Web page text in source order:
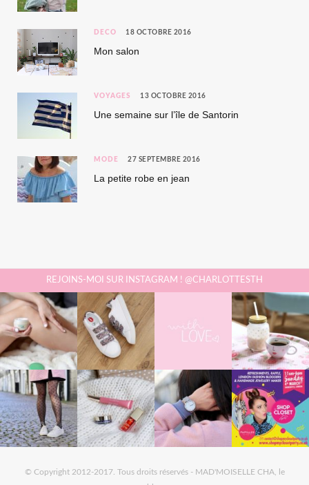
DÉCO 18 OCTOBRE 2016
Mon salon
VOYAGES 13 OCTOBRE 2016
Une semaine sur l’île de Santorin
MODE 27 SEPTEMBRE 2016
La petite robe en jean
REJOINS-MOI SUR INSTAGRAM ! @CHARLOTTESTH
© Copyright 2012-2017. Tous droits réservés - MAD'MOISELLE CHA, le